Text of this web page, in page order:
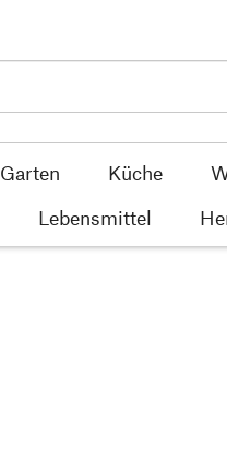
Garten Küche
Lebensmittel